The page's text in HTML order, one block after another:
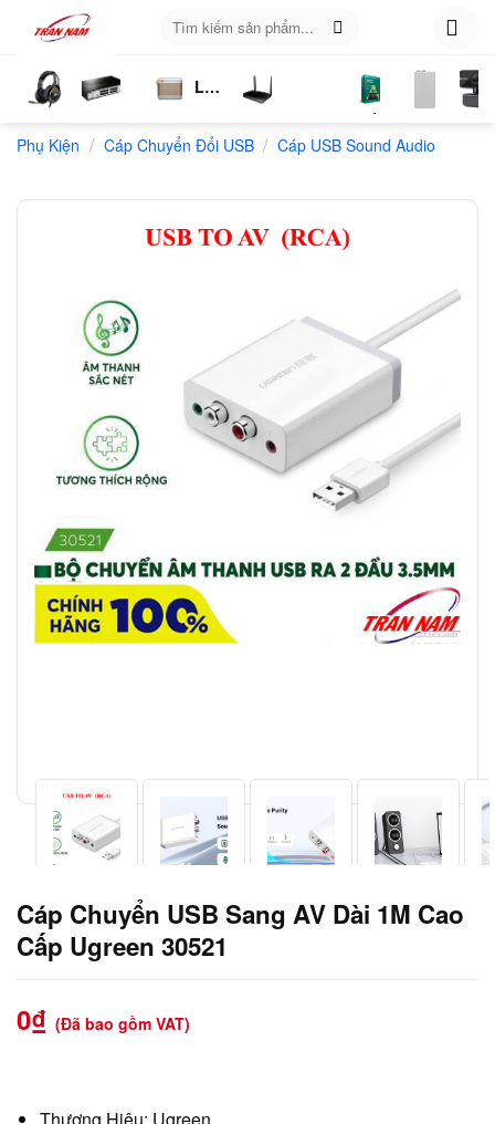
content
kiếm:
Nghe
Chia
Loa
LTE
Sóng
Phần
Mềm
Kiện
Phụ Kiện / Cáp Chuyển Đổi USB / Cáp USB Sound Audio
Cáp Chuyển USB Sang AV Dài 1M Cao
Cấp Ugreen 30521
0₫ (Đã bao gồm VAT)
Thương Hiệu: Ugreen